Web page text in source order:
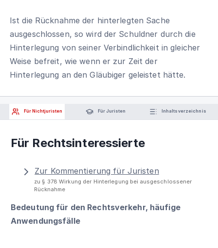
Ist die Rücknahme der hinterlegten Sache
ausgeschlossen, so wird der Schuldner durch die
Hinterlegung von seiner Verbindlichkeit in gleicher
Weise befreit, wie wenn er zur Zeit der
Hinterlegung an den Gläubiger geleistet hätte.
Für Nichtjuristen Für Juristen Inhaltsverzeichnis
Für Rechtsinteressierte
Zur Kommentierung für Juristen
zu § 378 Wirkung der Hinterlegung bei ausgeschlossener
Rücknahme
Bedeutung für den Rechtsverkehr, häufige
Anwendungsfälle